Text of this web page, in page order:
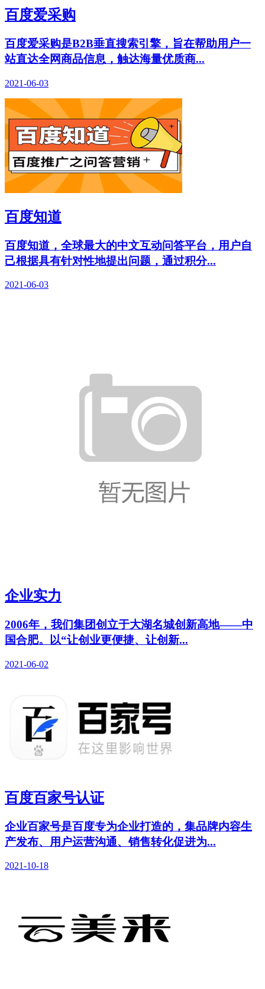
百度爱采购
百度爱采购是B2B垂直搜索引擎，旨在帮助用户一
站直达全网商品信息，触达海量优质商...
2021-06-03
百度知道
百度知道，全球最大的中文互动问答平台，用户自
己根据具有针对性地提出问题，通过积分...
2021-06-03
企业实力
2006年，我们集团创立于大湖名城创新高地——中
国合肥。以“让创业更便捷、让创新...
2021-06-02
百度百家号认证
企业百家号是百度专为企业打造的，集品牌内容生
产发布、用户运营沟通、销售转化促进为...
2021-10-18